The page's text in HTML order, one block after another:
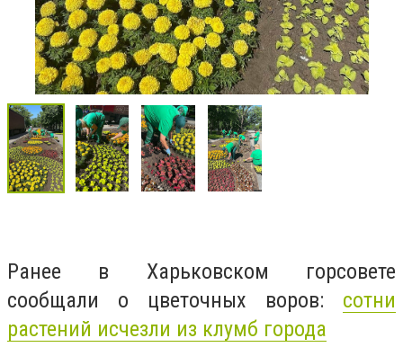
Ранее в Харьковском горсовете
сообщали о цветочных воров: сотни
растений исчезли из клумб города